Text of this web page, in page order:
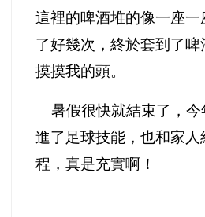
這裡的啤酒堆的像一座
了好幾次，終於套到了
摸摸我的頭。
暑假很快就結束了，
進了足球技能，也和家人
程，真是充實啊！